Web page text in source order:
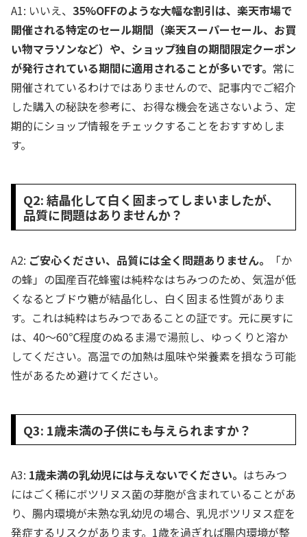
A1: いいえ、 35%OFFのような大幅な割引は、楽天市場で
開催される特定のセール期間（楽天スーパーセール、お買
い物マラソンなど）や、ショップ独自の期間限定クーポン
が発行されている期間に適用されることが多いです。 常に
開催されているわけではありませんので、記事内でご紹介
した購入の秘訣を参考に、お得な機会を逃さないよう、定
期的にショップ情報をチェックすることをおすすめしま
す。
Q2: 結晶化して白く固まってしまいましたが、
品質に問題はありませんか？
A2: ご安心ください、品質には全く問題ありません。
「か
の蜂」の国産百花蜂蜜は純粋なはちみつのため、気温が低
くなるとブドウ糖が結晶化し、白く固まる性質がありま
す。これは純粋はちみつであることの証です。元に戻すに
は、40～60℃程度のぬるま湯で湯煎し、ゆっくりと溶か
してください。高温での加熱は風味や栄養素を損なう可能
性があるため避けてください。
Q3: 1歳未満の子供にも与えられますか？
A3: 1歳未満の乳幼児には与えないでください。 はちみつ
にはごく稀にボツリヌス菌の芽胞が含まれていることがあ
り、腸内環境が未熟な乳幼児の場合、乳児ボツリヌス症を
発症するリスクがあります。1歳を過ぎれば腸内環境が整